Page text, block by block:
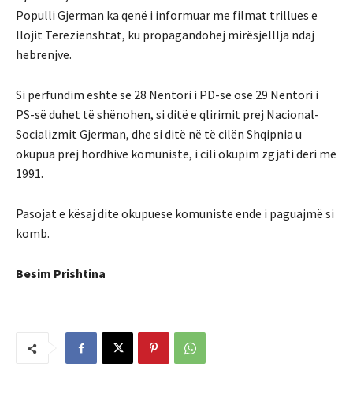
Populli Gjerman ka qenë i informuar me filmat trillues e
llojit Terezienshtat, ku propagandohej mirësjelllja ndaj
hebrenjve.
Si përfundim është se 28 Nëntori i PD-së ose 29 Nëntori i
PS-së duhet të shënohen, si ditë e qlirimit prej Nacional-
Socializmit Gjerman, dhe si ditë në të cilën Shqipnia u
okupua prej hordhive komuniste, i cili okupim zgjati deri më
1991.
Pasojat e kësaj dite okupuese komuniste ende i paguajmë si
komb.
Besim Prishtina